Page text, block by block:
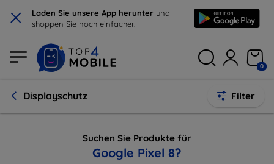
× Laden Sie unsere App herunter und
shoppen Sie noch einfacher.
0
Displayschutz Filter
Suchen Sie Produkte für
Google Pixel 8?